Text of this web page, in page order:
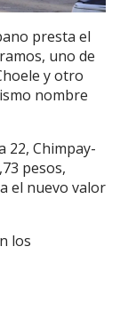
presta el
uno de
y otro
nombre
22, Chimpay-
pesos,
el nuevo valor
los